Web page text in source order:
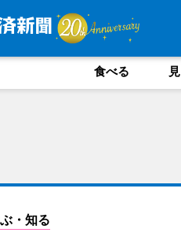
食べる
・知る